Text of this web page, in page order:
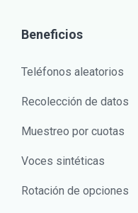
Beneficios
Teléfonos aleatorios
Recolección de datos
Muestreo por cuotas
Voces sintéticas
Rotación de opciones